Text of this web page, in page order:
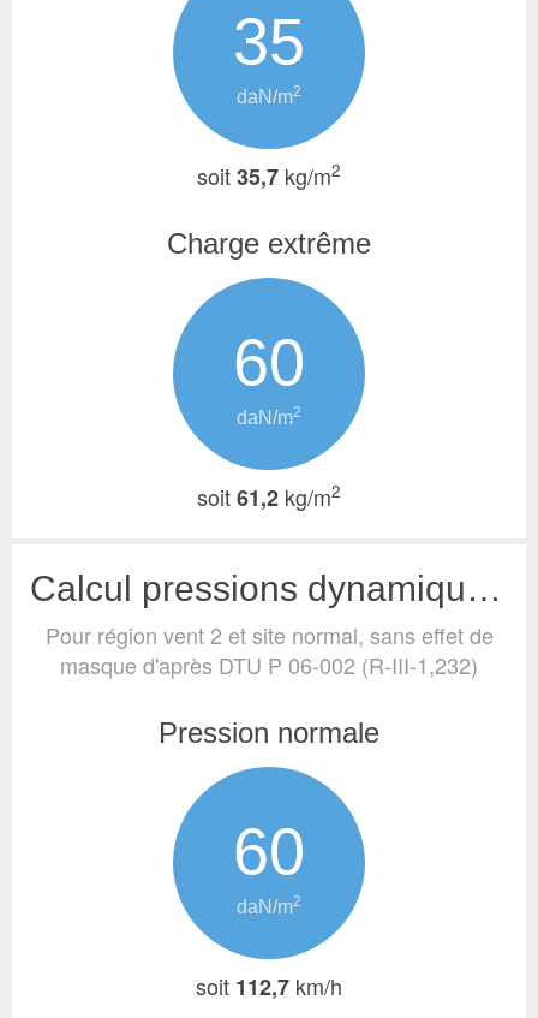
35
daN/m2
soit35,7 kg/m2
Charge extrême
60
daN/m2
soit61,2 kg/m2
Calcul pressions dynamiques de base (vent)
Pour région vent 2 et site normal, sans effet de
masque d'après DTU P 06-002 (R-III-1,232)
Pression normale
60
daN/m2
soit 112,7 km/h